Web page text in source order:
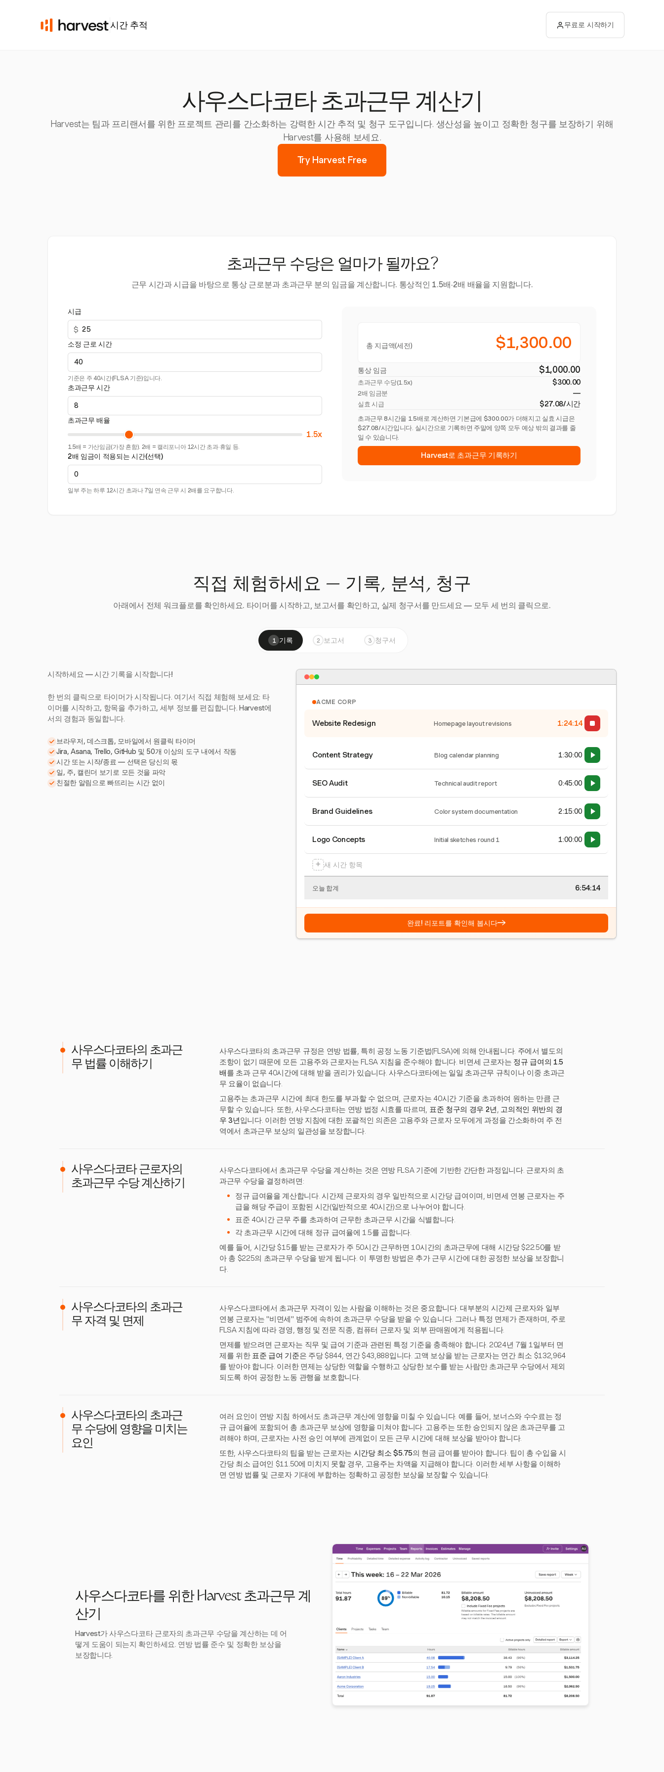
시간 추적 무료로 시작하기
사우스다코타 초과근무 계산기
Harvest는 팀과 프리랜서를 위한 프로젝트 관리를 간소화하는 강력한 시간 추적 및 청구 도구입니다. 생산성을 높이고 정확한 청구를 보장하기 위해
Harvest를 사용해 보세요.
Try Harvest Free
초과근무 수당은 얼마가 될까요?
근무 시간과 시급을 바탕으로 통상 근로분과 초과근무 분의 임금을 계산합니다. 통상적인 1.5배·2배 배율을 지원합니다.
시급
$
소정 근로 시간
기준은 주 40시간(FLSA 기준)입니다.
초과근무 시간
초과근무 배율
1.5x
1.5배 = 가산임금(가장 흔함). 2배 = 캘리포니아 12시간 초과·휴일 등.
2배 임금이 적용되는 시간(선택)
일부 주는 하루 12시간 초과나 7일 연속 근무 시 2배를 요구합니다.
총 지급액(세전) $1,300.00
통상 임금 $1,000.00
초과근무 수당(1.5x) $300.00
2배 임금분 —
실효 시급 $27.08/시간
초과근무 8시간을 1.5배로 계산하면 기본급에 $300.00가 더해지고 실효 시급은
$27.08/시간입니다. 실시간으로 기록하면 주말에 양쪽 모두 예상 밖의 결과를 줄
일 수 있습니다.
Harvest로 초과근무 기록하기
직접 체험하세요 — 기록, 분석, 청구
아래에서 전체 워크플로를 확인하세요. 타이머를 시작하고, 보고서를 확인하고, 실제 청구서를 만드세요 — 모두 세 번의 클릭으로.
1 기록 2 보고서 3 청구서
시작하세요 — 시간 기록을 시작합니다!
한 번의 클릭으로 타이머가 시작됩니다. 여기서 직접 체험해 보세요: 타
이머를 시작하고, 항목을 추가하고, 세부 정보를 편집합니다. Harvest에
서의 경험과 동일합니다.
브라우저, 데스크톱, 모바일에서 원클릭 타이머
Jira, Asana, Trello, GitHub 및 50개 이상의 도구 내에서 작동
시간 또는 시작/종료 — 선택은 당신의 몫
일, 주, 캘린더 보기로 모든 것을 파악
친절한 알림으로 빠뜨리는 시간 없이
ACME CORP
Website Redesign Homepage layout revisions 1:24:15
Content Strategy Blog calendar planning 1:30:00
SEO Audit Technical audit report 0:45:00
Brand Guidelines Color system documentation 2:15:00
Logo Concepts Initial sketches round 1 1:00:00
+ 새 시간 항목
오늘 합계 6:54:15
완료! 리포트를 확인해 봅시다→
사우스다코타의 초과근
무 법률 이해하기
사우스다코타의 초과근무 규정은 연방 법률, 특히 공정 노동 기준법(FLSA)에 의해 안내됩니다. 주에서 별도의
조항이 없기 때문에 모든 고용주와 근로자는 FLSA 지침을 준수해야 합니다. 비면세 근로자는 정규 급여의 1.5
배를 초과 근무 40시간에 대해 받을 권리가 있습니다. 사우스다코타에는 일일 초과근무 규칙이나 이중 초과근
무 요율이 없습니다.
고용주는 초과근무 시간에 최대 한도를 부과할 수 없으며, 근로자는 40시간 기준을 초과하여 원하는 만큼 근
무할 수 있습니다. 또한, 사우스다코타는 연방 법정 시효를 따르며, 표준 청구의 경우 2년, 고의적인 위반의 경
우 3년입니다. 이러한 연방 지침에 대한 포괄적인 의존은 고용주와 근로자 모두에게 과정을 간소화하여 주 전
역에서 초과근무 보상의 일관성을 보장합니다.
사우스다코타 근로자의
초과근무 수당 계산하기
사우스다코타에서 초과근무 수당을 계산하는 것은 연방 FLSA 기준에 기반한 간단한 과정입니다. 근로자의 초
과근무 수당을 결정하려면:
정규 급여율을 계산합니다. 시간제 근로자의 경우 일반적으로 시간당 급여이며, 비면세 연봉 근로자는 주
급을 해당 주급이 포함된 시간(일반적으로 40시간)으로 나누어야 합니다.
표준 40시간 근무 주를 초과하여 근무한 초과근무 시간을 식별합니다.
각 초과근무 시간에 대해 정규 급여율에 1.5를 곱합니다.
예를 들어, 시간당 $15를 받는 근로자가 주 50시간 근무하면 10시간의 초과근무에 대해 시간당 $22.50를 받
아 총 $225의 초과근무 수당을 받게 됩니다. 이 투명한 방법은 추가 근무 시간에 대한 공정한 보상을 보장합니
다.
사우스다코타의 초과근
무 자격 및 면제
사우스다코타에서 초과근무 자격이 있는 사람을 이해하는 것은 중요합니다. 대부분의 시간제 근로자와 일부
연봉 근로자는 "비면세" 범주에 속하여 초과근무 수당을 받을 수 있습니다. 그러나 특정 면제가 존재하며, 주로
FLSA 지침에 따라 경영, 행정 및 전문 직종, 컴퓨터 근로자 및 외부 판매원에게 적용됩니다.
면제를 받으려면 근로자는 직무 및 급여 기준과 관련된 특정 기준을 충족해야 합니다. 2024년 7월 1일부터 면
제를 위한 표준 급여 기준은 주당 $844, 연간 $43,888입니다. 고액 보상을 받는 근로자는 연간 최소 $132,964
를 받아야 합니다. 이러한 면제는 상당한 역할을 수행하고 상당한 보수를 받는 사람만 초과근무 수당에서 제외
되도록 하여 공정한 노동 관행을 보호합니다.
사우스다코타의 초과근
무 수당에 영향을 미치는
요인
여러 요인이 연방 지침 하에서도 초과근무 계산에 영향을 미칠 수 있습니다. 예를 들어, 보너스와 수수료는 정
규 급여율에 포함되어 총 초과근무 보상에 영향을 미쳐야 합니다. 고용주는 또한 승인되지 않은 초과근무를 고
려해야 하며, 근로자는 사전 승인 여부에 관계없이 모든 근무 시간에 대해 보상을 받아야 합니다.
또한, 사우스다코타의 팁을 받는 근로자는 시간당 최소 $5.75의 현금 급여를 받아야 합니다. 팁이 총 수입을 시
간당 최소 급여인 $11.50에 미치지 못할 경우, 고용주는 차액을 지급해야 합니다. 이러한 세부 사항을 이해하
면 연방 법률 및 근로자 기대에 부합하는 정확하고 공정한 보상을 보장할 수 있습니다.
사우스다코타를 위한 Harvest 초과근무 계
산기
Harvest가 사우스다코타 근로자의 초과근무 수당을 계산하는 데 어
떻게 도움이 되는지 확인하세요. 연방 법률 준수 및 정확한 보상을
보장합니다.